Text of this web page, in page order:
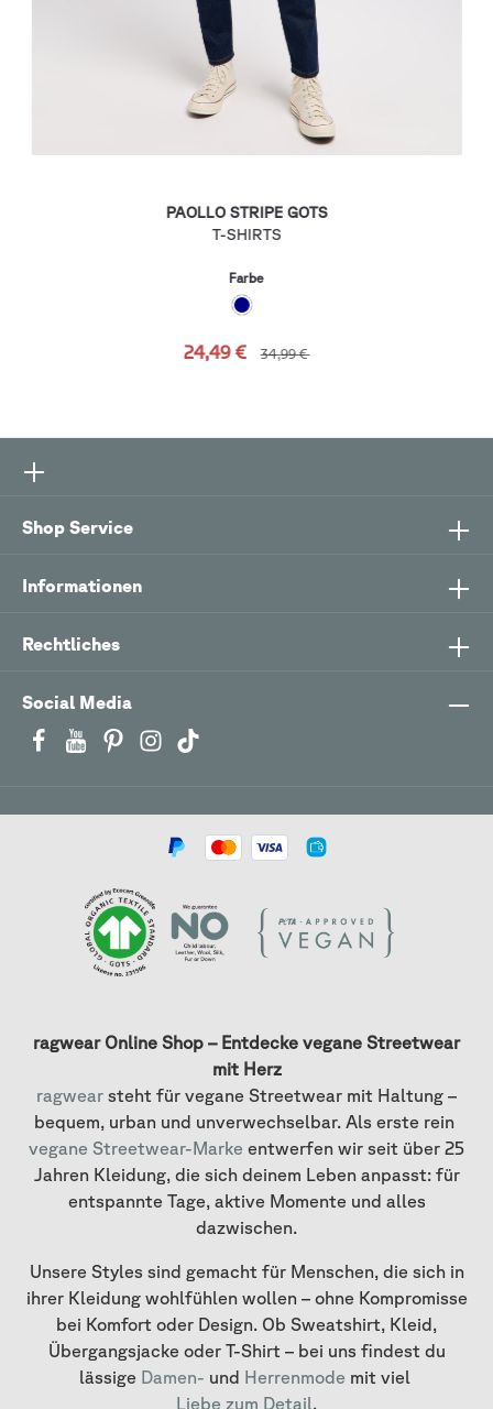
PAOLLO STRIPE GOTS
T-SHIRTS
Farbe
24,49 € 34,99 €
Social Media
Shop Service
Informationen
Rechtliches
ragwear Online Shop – Entdecke vegane Streetwear
mit Herz
ragwear steht für vegane Streetwear mit Haltung –
bequem, urban und unverwechselbar. Als erste rein
vegane Streetwear-Marke entwerfen wir seit über 25
Jahren Kleidung, die sich deinem Leben anpasst: für
entspannte Tage, aktive Momente und alles
dazwischen.
Unsere Styles sind gemacht für Menschen, die sich in
ihrer Kleidung wohlfühlen wollen – ohne Kompromisse
bei Komfort oder Design. Ob Sweatshirt, Kleid,
Übergangsjacke oder T-Shirt – bei uns findest du
lässige Damen- und Herrenmode mit viel
Liebe zum Detail.